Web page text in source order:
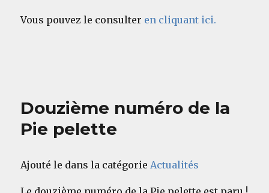
Vous pouvez le consulter en cliquant ici.
Douzième numéro de la
Pie pelette
Ajouté le dans la catégorie Actualités